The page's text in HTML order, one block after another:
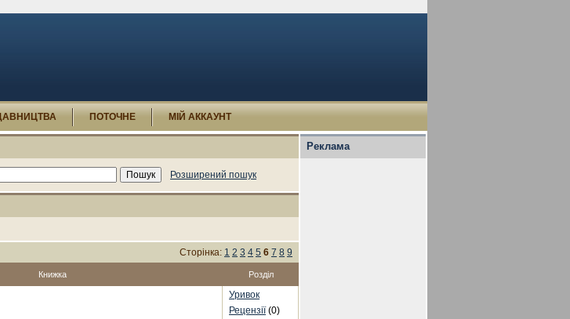
ПОТОЧНЕ МІЙ АККАУНТ
Розширений пошук
Сторінка: 1 2 3 4 5 6 7 8 9
Книжка Розділ
Уривок
Рецензії(0)
Реклама